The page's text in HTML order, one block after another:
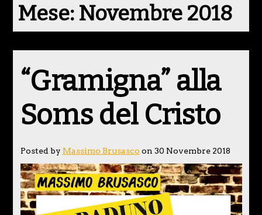
Mese: Novembre 2018
“Gramigna” alla
Soms del Cristo
Posted by Massimo Brusasco on 30 Novembre 2018